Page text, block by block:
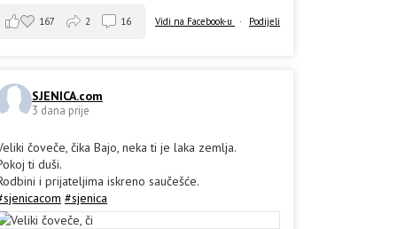
Vidi na Facebook-u · Podijeli
167 2 16
SJENICA.com
3 dana prije
čoveče, čika Bajo, neka ti je laka zemlja.
ti duši.
i prijateljima iskreno saučešće.
#sjenica